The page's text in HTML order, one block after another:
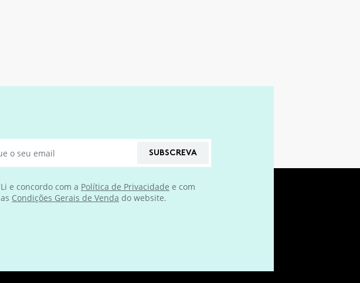
SUBSCREVA
Li e concordo com a Política de Privacidade e com
as Condições Gerais de Venda do website.